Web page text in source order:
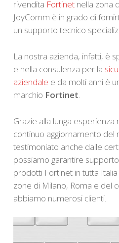
rivendita Fortinetnella zona
JoyComm è in grado di
un supporto tecnico
La nostra azienda, infatti, è
e nella consulenza per la
aziendale e da molti anni è
marchio Fortinet.
Grazie alla lunga esperienza
continuo aggiornamento
testimoniato anche dalle
possiamo garantire
prodotti Fortinetin tutta
zone di Milano, Roma e del
abbiamo numerosi clienti.